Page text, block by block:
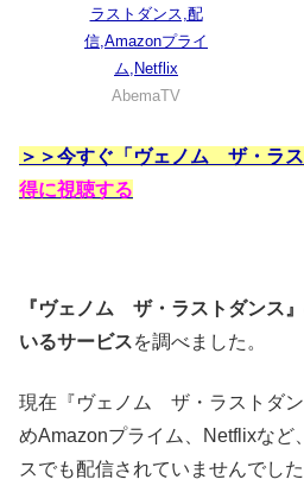
AbemaTV
＞＞今すぐ「ヴェノム ザ・ラ
得に視聴する
『ヴェノム ザ・ラストダンス
いるサービスを調べました。
現在『ヴェノム ザ・ラストダ
めAmazonプライム、Netflixなど
スでも配信されていませんでした